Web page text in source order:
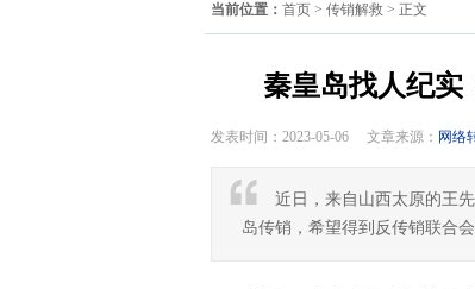
当前位置： 首页 > 传销解救 > 正文
秦皇岛找人纪实
发表时间：2023-05-06 文章来源： 网络
近日，来自山西太原的王
岛传销，希望得到反传销联合